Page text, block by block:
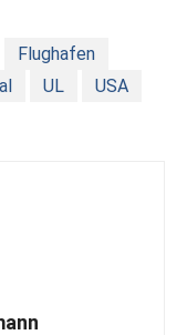
Flughafen
UL USA